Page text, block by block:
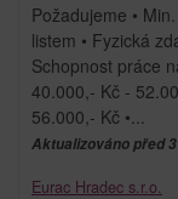
Požadujeme •
listem • Fyzická
Schopnost práce
40.000,- Kč -
56.000,- Kč •...
Aktualizováno před
Eurac Hradec s.r.o.